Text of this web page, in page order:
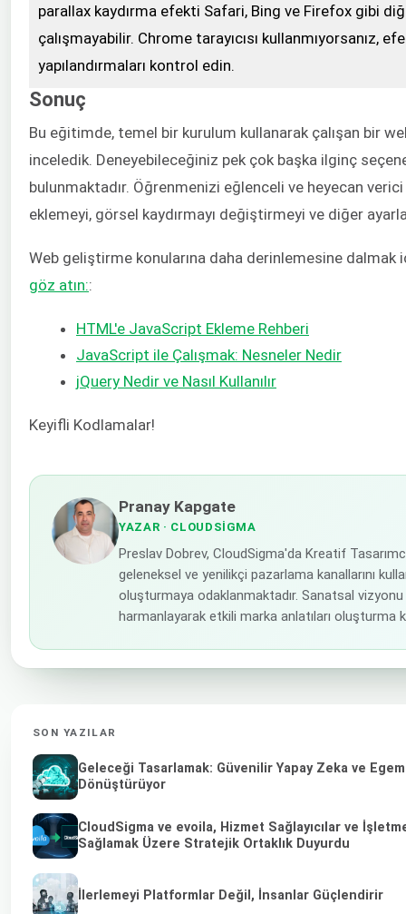
parallax kaydırma efekti Safari, Bing ve Firefox gibi
çalışmayabilir. Chrome tarayıcısı kullanmıyorsanız,
yapılandırmaları kontrol edin.
Sonuç
Bu eğitimde, temel bir kurulum kullanarak çalışan bir
inceledik. Deneyebileceğiniz pek çok başka ilginç
bulunmaktadır. Öğrenmenizi eğlenceli ve heyecan
eklemeyi, görsel kaydırmayı değiştirmeyi ve diğer
Web geliştirme konularına daha derinlemesine dalmak
göz atın::
HTML'e JavaScript Ekleme Rehberi
JavaScript ile Çalışmak: Nesneler Nedir
jQuery Nedir ve Nasıl Kullanılır
Keyifli Kodlamalar!
Pranay Kapgate
YAZAR · CLOUDSIGMA
Preslav Dobrev, CloudSigma'da Kreatif
geleneksel ve yenilikçi pazarlama kanallarını
oluşturmaya odaklanmaktadır. Sanatsal
harmanlayarak etkili marka anlatıları oluşturma
SON YAZILAR
Geleceği Tasarlamak: Güvenilir Yapay Zeka ve
Dönüştürüyor
CloudSigma ve evoila, Hizmet Sağlayıcılar ve
Sağlamak Üzere Stratejik Ortaklık Duyurdu
İlerlemeyi Platformlar Değil, İnsanlar Güçlendirir